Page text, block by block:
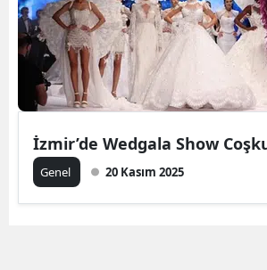
İzmir’de Wedgala Show
Genel 20 Kasım 2025